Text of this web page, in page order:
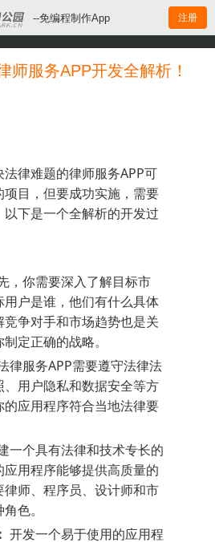
--免编程制作App 注册
师服务APP开发全解析！
律难题的律师服务APP可
目，但要成功实施，需要
下是一个全解析的开发过
，你需要深入了解目标市
户是谁，他们有什么具体
争对手和市场趋势也是关
定正确的战略。
律服务APP需要遵守法律法
用户隐私和数据安全等方
应用程序符合当地法律要
一个具有法律和技术专长的
用程序能够提供高质量的
师、程序员、设计师和市
色。
开发一个易于使用的应用程